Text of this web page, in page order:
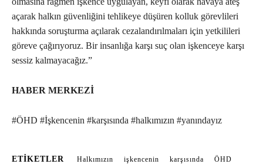
açarak halkın güvenliğini tehlikeye düşüren kolluk görevlileri
hakkında soruşturma açılarak cezalandırılmaları için yetkilileri
göreve çağırıyoruz. Bir insanlığa karşı suç olan işkenceye karşı
sessiz kalmayacağız.”
HABER MERKEZİ
#ÖHD #İşkencenin #karşısında #halkımızın #yanındayız
ETIKETLER Halkımızın işkencenin karşısında ÖHD